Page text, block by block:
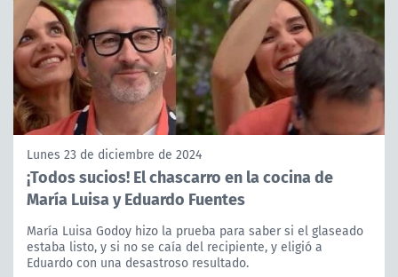
Lunes 23 de diciembre de 2024
¡Todos sucios! El chascarro en la cocina de
María Luisa y Eduardo Fuentes
María Luisa Godoy hizo la prueba para saber si el glaseado
estaba listo, y si no se caía del recipiente, y eligió a
Eduardo con una desastroso resultado.